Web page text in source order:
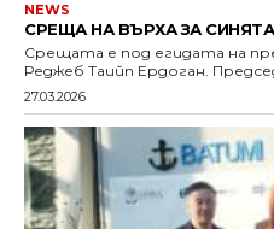
NEWS
СРЕЩА НА ВЪРХА ЗА
Срещата е под егидата на
Реджеб
27.03.2026